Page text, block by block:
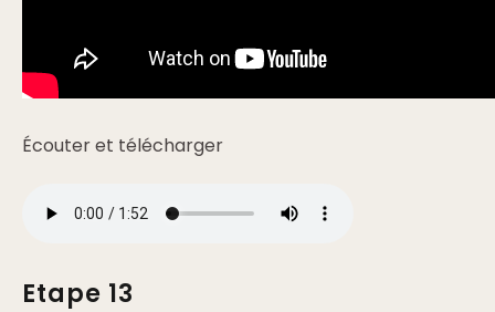
Écouter et télécharger
Etape 13